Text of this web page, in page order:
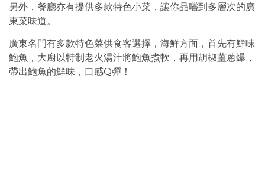
另外，餐廳亦有提供多款特色小菜，讓你品嚐到多層次的廣
東菜味道。
廣東名門有多款特色菜供食客選擇，海鮮方面，首先有鮮味
鮑魚，大廚以特制老火湯汁將鮑魚煮軟，再用胡椒薑蔥爆，
帶出鮑魚的鮮味，口感Q彈！